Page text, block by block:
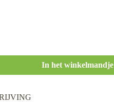
In het winkelmandje